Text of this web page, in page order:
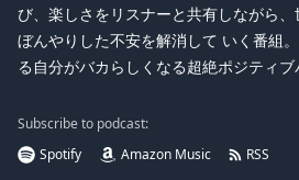
び、楽しさをリスナーと共有しながら
ぼんやりした不安を解消して いく番組
る自分がバカらしくなる超絶ポジティブ
Subscribe to podcast:
Spotify
Amazon Music RSS